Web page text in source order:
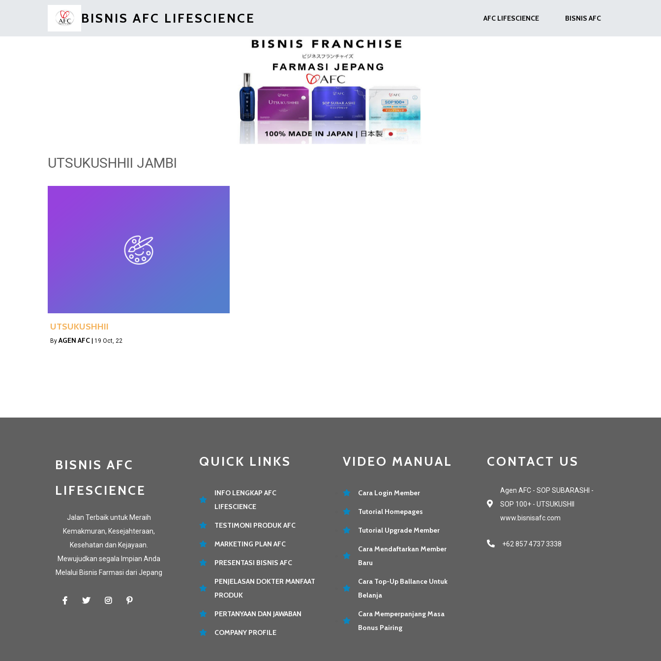
BISNIS AFC LIFESCIENCE AFC LIFESCIENCE BISNIS AFC
UTSUKUSHHII JAMBI
UTSUKUSHHII
ByAGEN AFC 19 Oct, 22
BISNIS AFC
LIFESCIENCE
Jalan Terbaik untuk Meraih
Kemakmuran, Kesejahteraan,
Kesehatan dan Kejayaan.
Mewujudkan segala Impian Anda
Melalui Bisnis Farmasi dari Jepang
QUICK LINKS
INFO LENGKAP AFC
LIFESCIENCE
TESTIMONI PRODUK AFC
MARKETING PLAN AFC
PRESENTASI BISNIS AFC
PENJELASAN DOKTER MANFAAT
PRODUK
PERTANYAAN DAN JAWABAN
COMPANY PROFILE
VIDEO MANUAL
Cara Login Member
Tutorial Homepages
Tutorial Upgrade Member
Cara Mendaftarkan Member
Baru
Cara Top-Up Ballance Untuk
Belanja
Cara Memperpanjang Masa
Bonus Pairing
CONTACT US
Agen AFC - SOP SUBARASHI -
SOP 100+ - UTSUKUSHII
www.bisnisafc.com
+62 857 4737 3338